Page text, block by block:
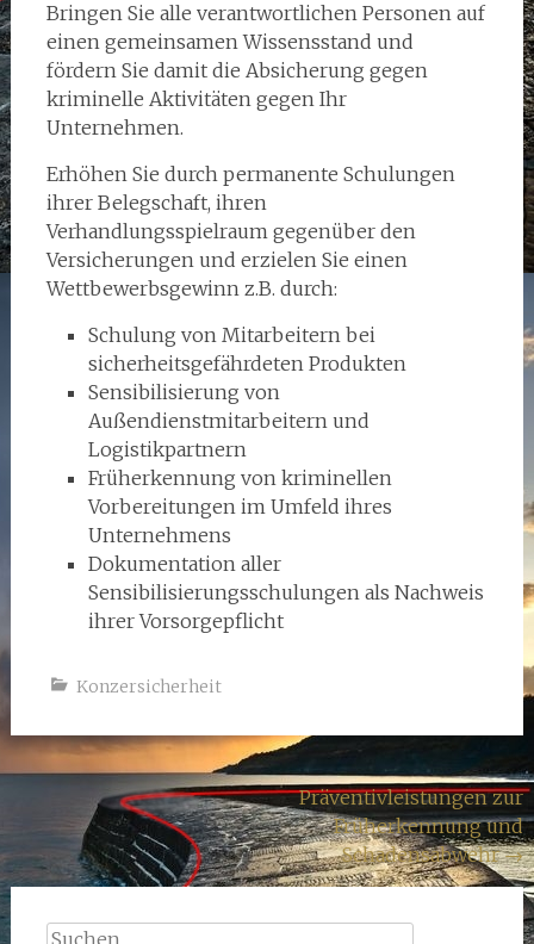
Bringen Sie alle verantwortlichen Personen auf
einen gemeinsamen Wissensstand und
fördern Sie damit die Absicherung gegen
kriminelle Aktivitäten gegen Ihr
Unternehmen.
Erhöhen Sie durch permanente Schulungen
ihrer Belegschaft, ihren
Verhandlungsspielraum gegenüber den
Versicherungen und erzielen Sie einen
Wettbewerbsgewinn z.B. durch:
Schulung von Mitarbeitern bei
sicherheitsgefährdeten Produkten
Sensibilisierung von
Außendienstmitarbeitern und
Logistikpartnern
Früherkennung von kriminellen
Vorbereitungen im Umfeld ihres
Unternehmens
Dokumentation aller
Sensibilisierungsschulungen als Nachweis
ihrer Vorsorgepflicht
Konzersicherheit
Beitragsnavigation
Präventivleistungen zur
Früherkennung und
Schadensabwehr→
Suchen